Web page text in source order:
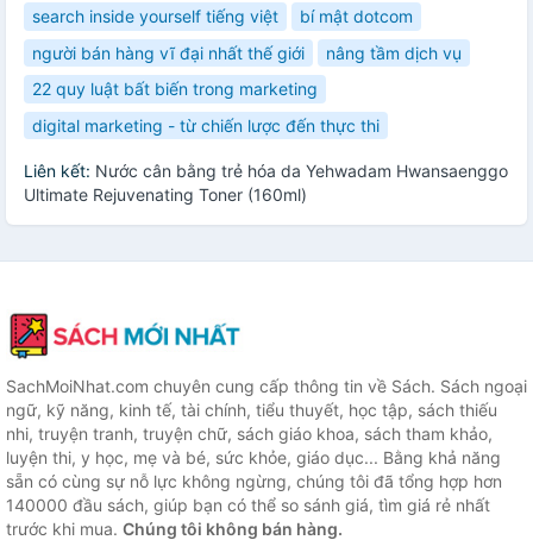
search inside yourself tiếng việt
bí mật dotcom
người bán hàng vĩ đại nhất thế giới
nâng tầm dịch vụ
22 quy luật bất biến trong marketing
digital marketing - từ chiến lược đến thực thi
Liên kết: Nước cân bằng trẻ hóa da Yehwadam Hwansaenggo
Ultimate Rejuvenating Toner (160ml)
SachMoiNhat.com chuyên cung cấp thông tin về Sách. Sách ngoại
ngữ, kỹ năng, kinh tế, tài chính, tiểu thuyết, học tập, sách thiếu
nhi, truyện tranh, truyện chữ, sách giáo khoa, sách tham khảo,
luyện thi, y học, mẹ và bé, sức khỏe, giáo dục... Bằng khả năng
sẵn có cùng sự nỗ lực không ngừng, chúng tôi đã tổng hợp hơn
140000 đầu sách, giúp bạn có thể so sánh giá, tìm giá rẻ nhất
trước khi mua. Chúng tôi không bán hàng.